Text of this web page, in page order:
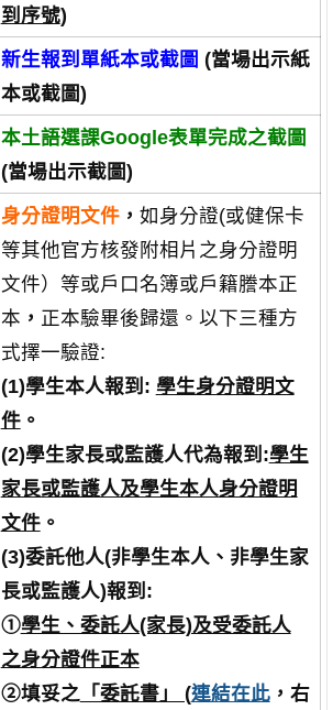
到序號)
新生報到單紙本或截圖 (當場出示紙
本或截圖)
本土語選課Google表單完成之截圖
(當場出示截圖)
身分證明文件， 如身分證(或健保卡
等其他官方核發附相片之身分證明
文件）等或戶口名簿或戶籍謄本正
本 ， 正本驗畢後歸還。以下三種方
式擇一驗證:
(1)學生本人報到: 學生身分證明文
件。
(2)學生家長或監護人代為報到:學生
家長或監護人及學生本人身分證明
文件。
(3)委託他人(非學生本人、非學生家
長或監護人)報到:
①學生、委託人(家長)及受委託人
之身分證件正本
②填妥之 「委託書」 (連結在此，右